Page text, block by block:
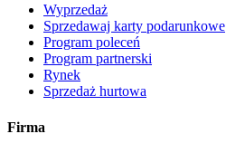
Wyprzedaż
Sprzedawaj karty podarunkowe
Program poleceń
Program partnerski
Rynek
Sprzedaż hurtowa
Firma